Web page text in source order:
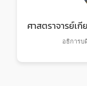
ศาสตราจารย์เ
อธิการบ